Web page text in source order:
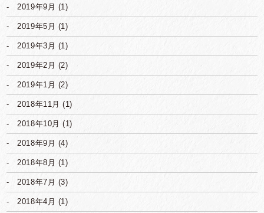
2019年9月 (1)
2019年5月 (1)
2019年3月 (1)
2019年2月 (2)
2019年1月 (2)
2018年11月 (1)
2018年10月 (1)
2018年9月 (4)
2018年8月 (1)
2018年7月 (3)
2018年4月 (1)